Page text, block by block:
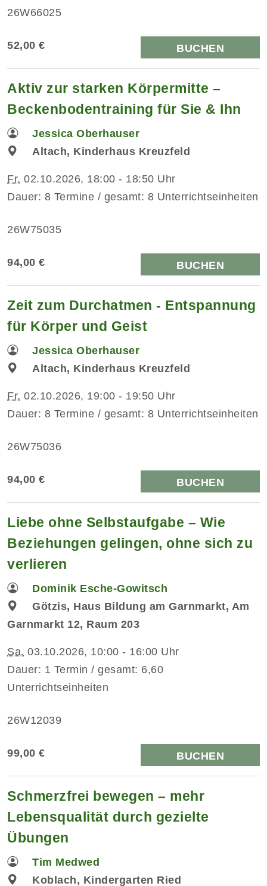
26W66025
52,00 € BUCHEN
Aktiv zur starken Körpermitte –
Beckenbodentraining für Sie & Ihn
Jessica Oberhauser
Altach, Kinderhaus Kreuzfeld
Fr. 02.10.2026, 18:00 - 18:50 Uhr
Dauer: 8 Termine / gesamt: 8 Unterrichtseinheiten
26W75035
94,00 € BUCHEN
Zeit zum Durchatmen - Entspannung
für Körper und Geist
Jessica Oberhauser
Altach, Kinderhaus Kreuzfeld
Fr. 02.10.2026, 19:00 - 19:50 Uhr
Dauer: 8 Termine / gesamt: 8 Unterrichtseinheiten
26W75036
94,00 € BUCHEN
Liebe ohne Selbstaufgabe – Wie
Beziehungen gelingen, ohne sich zu
verlieren
Dominik Esche-Gowitsch
Götzis, Haus Bildung am Garnmarkt, Am
Garnmarkt 12, Raum 203
Sa. 03.10.2026, 10:00 - 16:00 Uhr
Dauer: 1 Termin / gesamt: 6,60
Unterrichtseinheiten
26W12039
99,00 € BUCHEN
Schmerzfrei bewegen – mehr
Lebensqualität durch gezielte
Übungen
Tim Medwed
Koblach, Kindergarten Ried